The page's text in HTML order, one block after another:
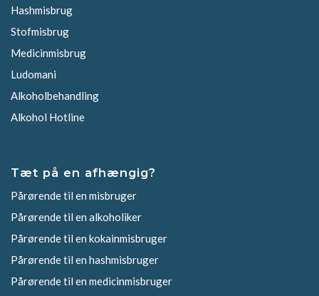
Hashmisbrug
Stofmisbrug
Medicinmisbrug
Ludomani
Alkoholbehandling
Alkohol Hotline
Tæt på en afhængig?
Pårørende til en misbruger
Pårørende til en alkoholiker
Pårørende til en kokainmisbruger
Pårørende til en hashmisbruger
Pårørende til en medicinmisbruger